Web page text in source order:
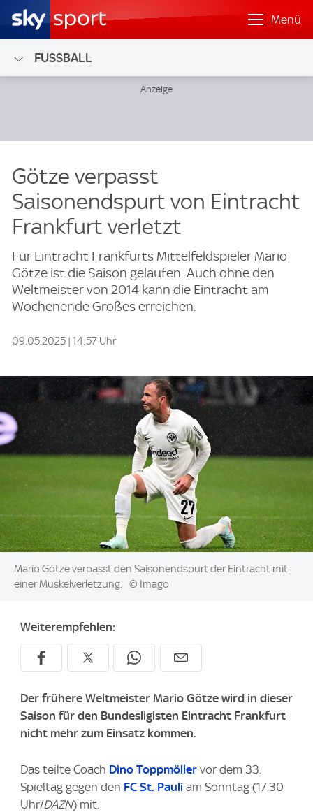
Menü
FUSSBALL
Götze verpasst
Saisonendspurt von Eintracht
Frankfurt verletzt
Für Eintracht Frankfurts Mittelfeldspieler Mario
Götze ist die Saison gelaufen. Auch ohne den
Weltmeister von 2014 kann die Eintracht am
Wochenende Großes erreichen.
09.05.2025 | 14:57 Uhr
Image:
Mario Götze verpasst den Saisonendspurt der Eintracht mit
einer Muskelverletzung.
© Imago
Weiterempfehlen:
Der frühere Weltmeister Mario Götze wird in dieser
Saison für den Bundesligisten Eintracht Frankfurt
nicht mehr zum Einsatz kommen.
Das teilte Coach Dino Toppmöller vor dem 33.
Spieltag gegen den FC St. Pauli am Sonntag (17.30
Uhr/DAZN) mit.